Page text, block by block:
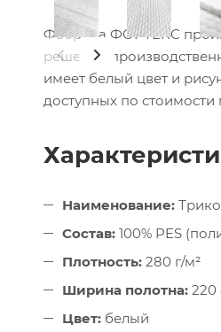
Фабрика ФОРТЕКС
решения
имеет белый цвет и
доступных по стоимости
Наименование:
Состав: 100% PES
Плотность: 280 г/м²
Ширина полотна: 220
Цвет: белый